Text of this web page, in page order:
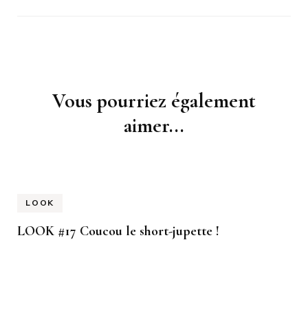
Navigation
Vous pourriez également
aimer...
LOOK
LOOK #17 Coucou le short-jupette !